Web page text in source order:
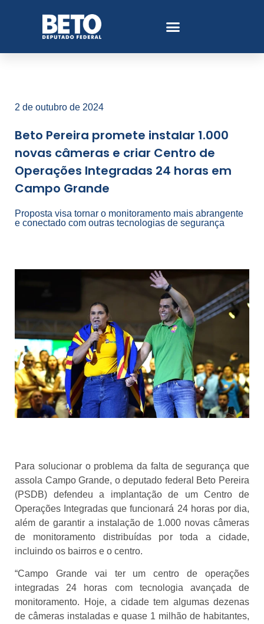
2 de outubro de 2024
Beto Pereira promete instalar 1.000
novas câmeras e criar Centro de
Operações Integradas 24 horas em
Campo Grande
Proposta visa tornar o monitoramento mais abrangente
e conectado com outras tecnologias de segurança
Para solucionar o problema da falta de segurança que
assola Campo Grande, o deputado federal Beto Pereira
(PSDB) defendeu a implantação de um Centro de
Operações Integradas que funcionará 24 horas por dia,
além de garantir a instalação de 1.000 novas câmeras
de monitoramento distribuídas por toda a cidade,
incluindo os bairros e o centro.
“Campo Grande vai ter um centro de operações
integradas 24 horas com tecnologia avançada de
monitoramento. Hoje, a cidade tem algumas dezenas
de câmeras instaladas e quase 1 milhão de habitantes,